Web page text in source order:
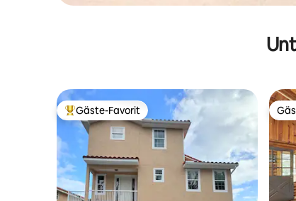
Beliebter Gäste-Favorit.
Gäste-Favorit